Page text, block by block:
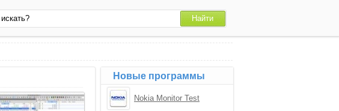
Новые программы
Nokia Monitor Test